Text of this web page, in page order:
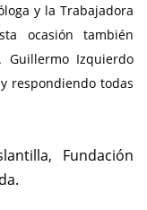
y la Trabajadora
ocasión también
Izquierdo
respondiendo todas
Fundación